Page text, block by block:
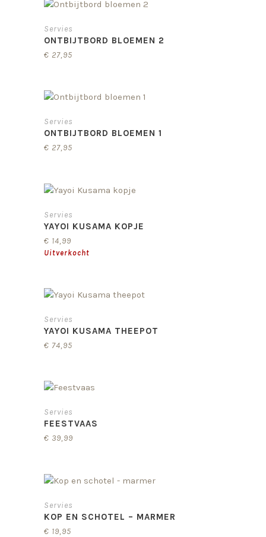
Servies
ONTBIJTBORD BLOEMEN 2
€ 27,95
Servies
ONTBIJTBORD BLOEMEN 1
€ 27,95
Servies
YAYOI KUSAMA KOPJE
€ 14,99
Servies
YAYOI KUSAMA THEEPOT
€ 74,95
Servies
FEESTVAAS
€ 39,99
Servies
KOP EN SCHOTEL – MARMER
€ 19,95